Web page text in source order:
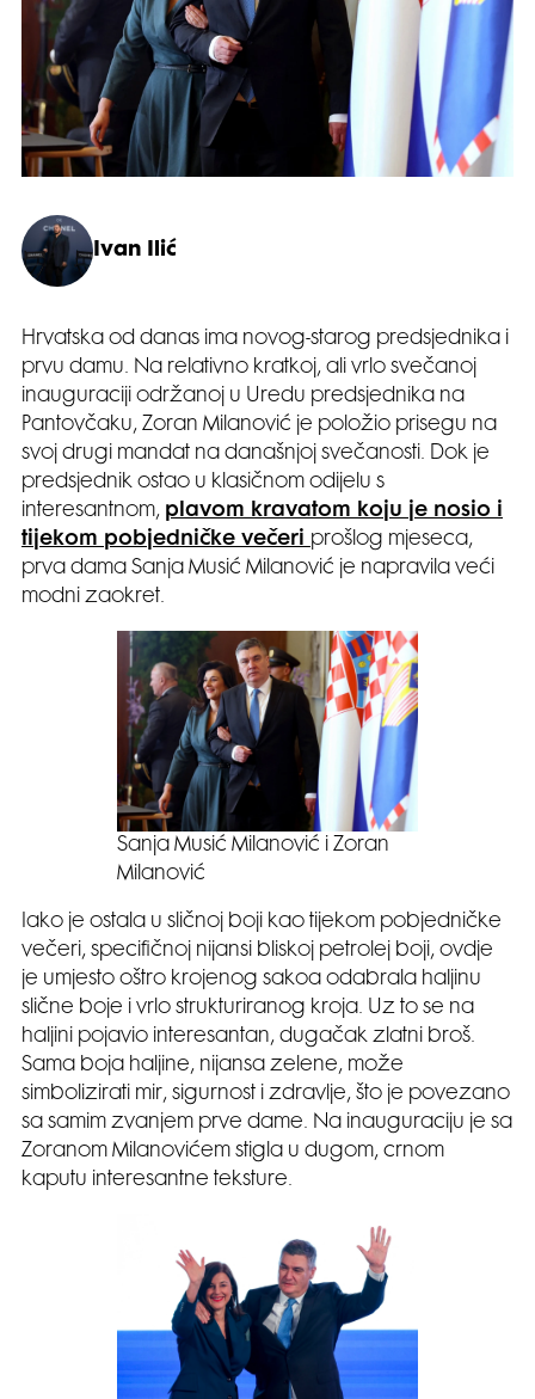
Ivan Ilić
Hrvatska od danas ima novog-starog predsjednika i
prvu damu. Na relativno kratkoj, ali vrlo svečanoj
inauguraciji održanoj u Uredu predsjednika na
Pantovčaku, Zoran Milanović je položio prisegu na
svoj drugi mandat na današnjoj svečanosti. Dok je
predsjednik ostao u klasičnom odijelu s
interesantnom, plavom kravatom koju je nosio i
tijekom pobjedničke večeri
prošlog mjeseca,
prva dama Sanja Musić Milanović je napravila veći
modni zaokret.
Sanja Musić Milanović i Zoran
Milanović
Iako je ostala u sličnoj boji kao tijekom pobjedničke
večeri, specifičnoj nijansi bliskoj petrolej boji, ovdje
je umjesto oštro krojenog sakoa odabrala haljinu
slične boje i vrlo strukturiranog kroja. Uz to se na
haljini pojavio interesantan, dugačak zlatni broš.
Sama boja haljine, nijansa zelene, može
simbolizirati mir, sigurnost i zdravlje, što je povezano
sa samim zvanjem prve dame. Na inauguraciju je sa
Zoranom Milanovićem stigla u dugom, crnom
kaputu interesantne teksture.